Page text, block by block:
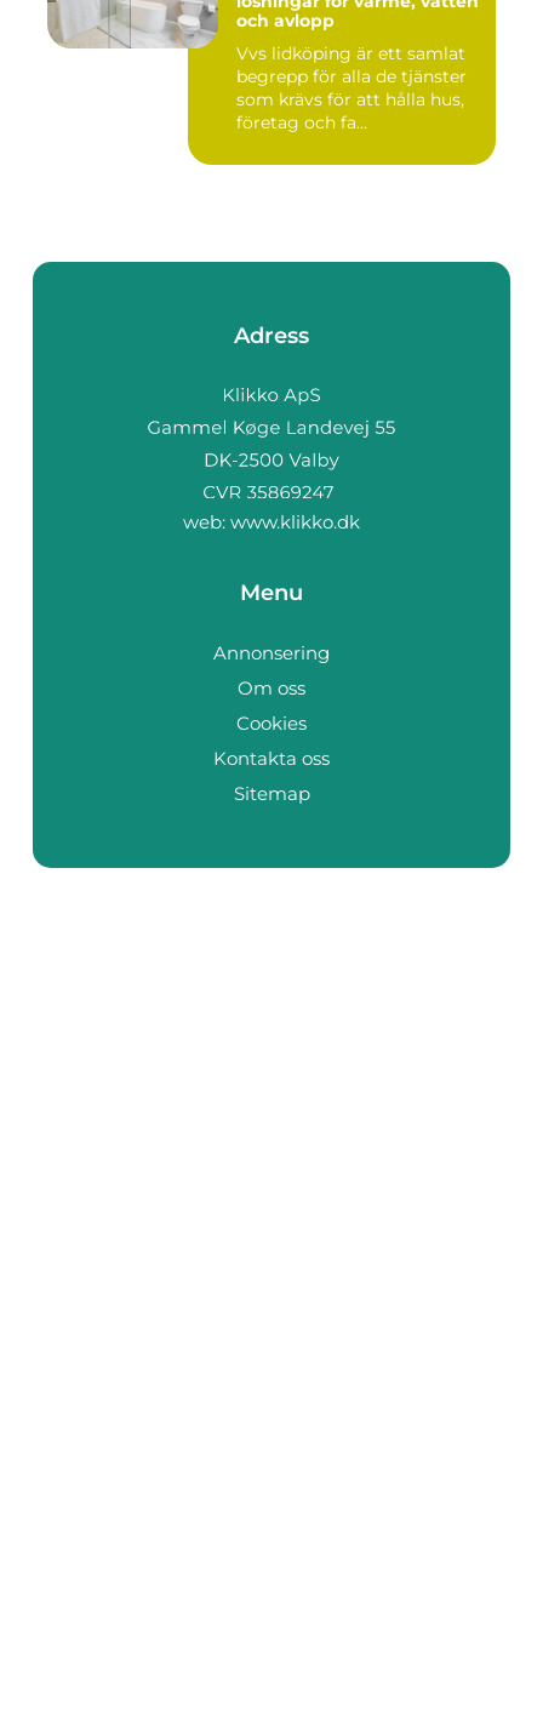
och avlopp
Vvs lidköping är ett samlat
begrepp för alla de tjänster
som krävs för att hålla hus,
företag och fa...
Adress
web: www.klikko.dk
Menu
Annonsering
Om oss
Cookies
Kontakta oss
Sitemap